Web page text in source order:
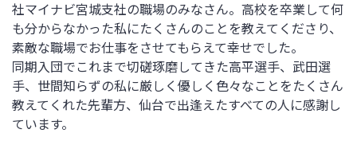
社マイナビ宮城支社の職場のみなさん。高校を卒業して何
も分からなかった私にたくさんのことを教えてくださり、
素敵な職場でお仕事をさせてもらえて幸せでした。
同期入団でこれまで切磋琢磨してきた高平選手、武田選
手、世間知らずの私に厳しく優しく色々なことをたくさん
教えてくれた先輩方、仙台で出逢えたすべての人に感謝し
ています。